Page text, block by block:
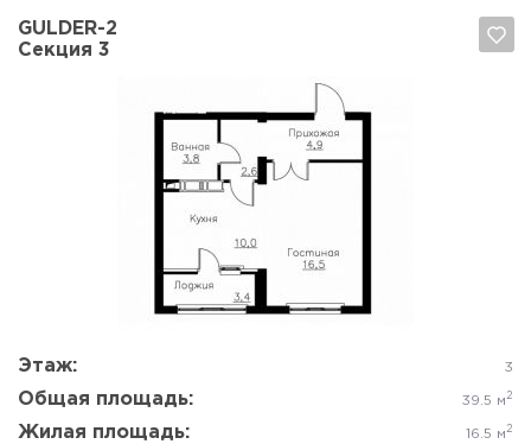
GULDER-2
Секция 3
Этаж: 3
Общая площадь: 39.5 м 2
Жилая площадь: 16.5 м 2
Отмена